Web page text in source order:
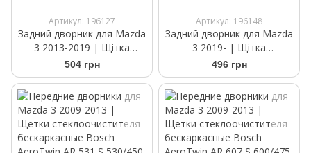
Артикул: 196127
Задний дворник для Mazda
3 2013-2019 | Щітка
склоочисника Bosch Rear
H 306 300 мм
504 грн
Артикул: 196148
Задний дворник для Mazda
3 2019- | Щітка
склоочисника Bosch Rear
H 354 350 мм
496 грн